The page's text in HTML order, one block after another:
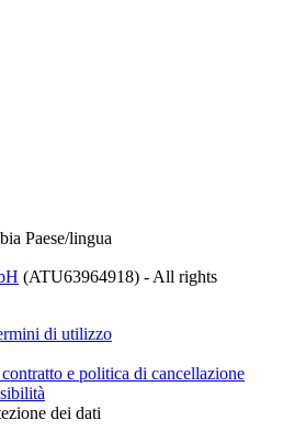
Paese/lingua
(ATU63964918) - All rights
di utilizzo
e politica di cancellazione
dei dati